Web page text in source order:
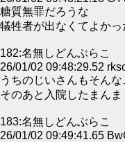
糖質無罪だろうな
犠牲者が出なくてよかっ
182:名無しどんぶらこ
26/01/02 09:48:29.52
うちのじいさんもそん
そのあと入院したまんま
183:名無しどんぶらこ
26/01/02 09:49:41.65